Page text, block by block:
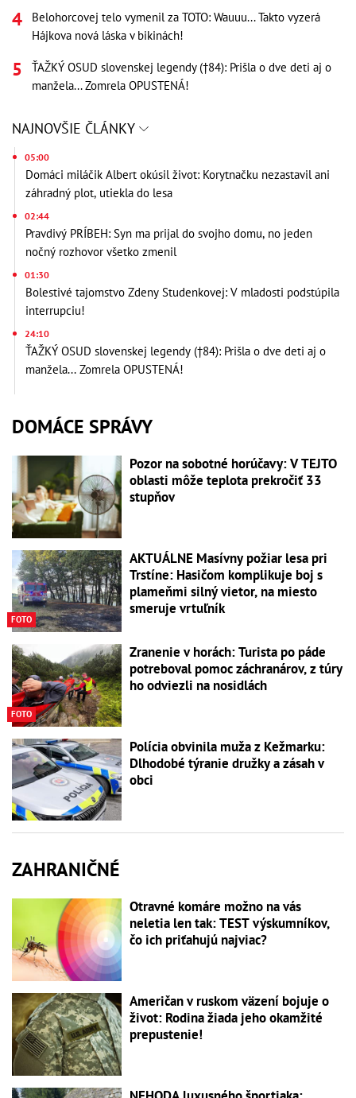
Belohorcovej telo vymenil za TOTO: Wauuu... Takto vyzerá
Hájkova nová láska v bikinách!
ŤAŽKÝ OSUD slovenskej legendy (†84): Prišla o dve deti aj o
manžela... Zomrela OPUSTENÁ!
NAJNOVŠIE ČLÁNKY
05:00
Domáci miláčik Albert okúsil život: Korytnačku nezastavil ani
záhradný plot, utiekla do lesa
02:44
Pravdivý PRÍBEH: Syn ma prijal do svojho domu, no jeden
nočný rozhovor všetko zmenil
01:30
Bolestivé tajomstvo Zdeny Studenkovej: V mladosti podstúpila
interrupciu!
24:10
ŤAŽKÝ OSUD slovenskej legendy (†84): Prišla o dve deti aj o
manžela... Zomrela OPUSTENÁ!
DOMÁCE SPRÁVY
Pozor na sobotné horúčavy: V TEJTO
oblasti môže teplota prekročiť 33
stupňov
FOTO
AKTUÁLNE Masívny požiar lesa pri
Trstíne: Hasičom komplikuje boj s
plameňmi silný vietor, na miesto
smeruje vrtuľník
FOTO
Zranenie v horách: Turista po páde
potreboval pomoc záchranárov, z túry
ho odviezli na nosidlách
Polícia obvinila muža z Kežmarku:
Dlhodobé týranie družky a zásah v
obci
ZAHRANIČNÉ
Otravné komáre možno na vás
neletia len tak: TEST výskumníkov,
čo ich priťahujú najviac?
Američan v ruskom väzení bojuje o
život: Rodina žiada jeho okamžité
prepustenie!